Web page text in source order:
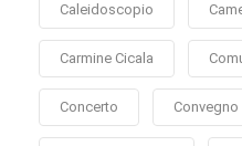
Caleidoscopio
Carmine Cicala
Concerto Convegno